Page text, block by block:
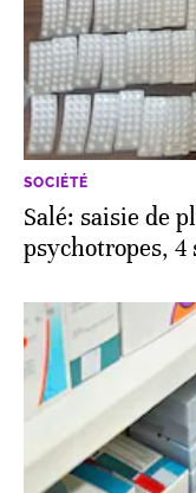
SOCIÉTÉ
Salé: saisie de
psychotropes,